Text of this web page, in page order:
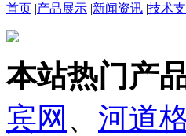
首页 |产品展示 |新闻资讯 |技术
本站热门产
宾网 、 河道